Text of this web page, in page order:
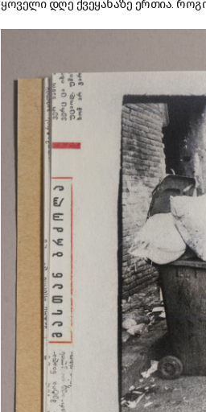
ყოველი დღე ქვეყანაზე ერთია.